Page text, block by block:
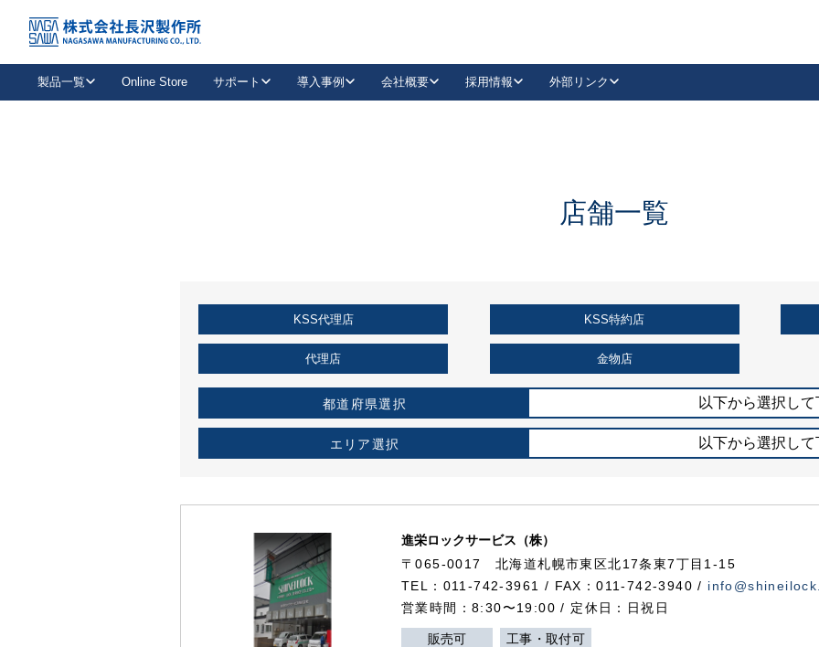
製品一覧
抗ウイルス・抗菌製品
キーレックスを品番からお探しいただけます。
Online Store サポート
取扱店情報
お役立ち情報
導入事例
企業様採用事例
会社概要 採用情報 外部リンク
LinkedIn
KSS加盟店・取扱店情報
店舗一覧
店舗一覧
KSS代理店 KSS特約店
代理店 金物店
都道府県選択 以下から選択し
エリア選択 以下から選択し
進栄ロックサービス（株）
〒065-0017 北海道札幌市東区北17条東7丁目1-15
TEL：011-742-3961 / FAX：011-742-3940 /
営業時間：8:30〜19:00 / 定休日：日祝日
販売可 工事・取付可